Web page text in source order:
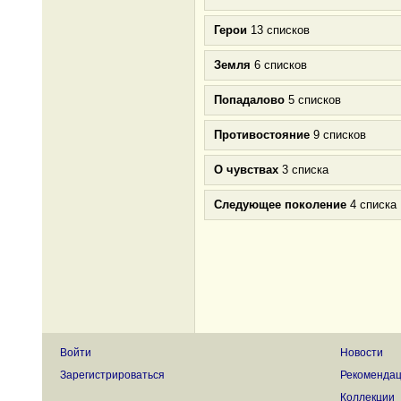
Герои 13 списков
Земля 6 списков
Попадалово 5 списков
Противостояние 9 списков
О чувствах 3 списка
Следующее поколение 4 списка
Войти
Зарегистрироваться
Новости
Коллекции